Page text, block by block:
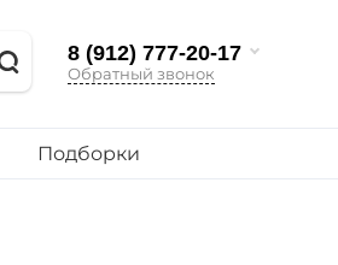
8 (912) 777-20-17
Обратный звонок
Подборки